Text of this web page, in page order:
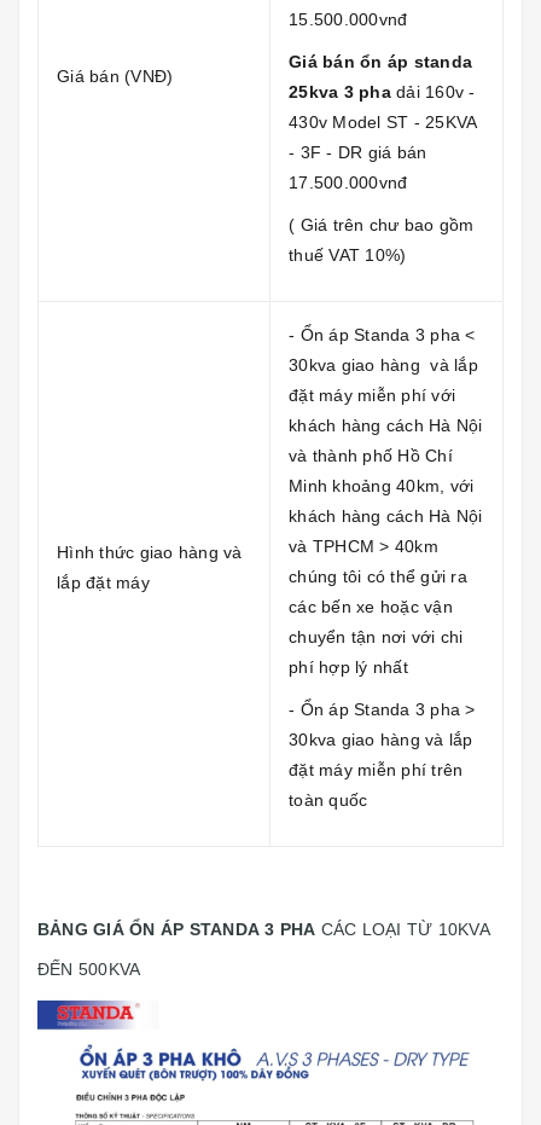
Giá bán (VNĐ)
15.500.000vnđ
Giá bán ổn áp standa
25kva 3 phadải 160v -
430v Model ST - 25KVA
- 3F - DR giá bán
17.500.000vnđ
( Giá trên chư bao gồm
thuế VAT 10%)
Hình thức giao hàng và
lắp đặt máy
- Ổn áp Standa 3 pha <
30kva giao hàng và lắp
đặt máy miễn phí với
khách hàng cách Hà Nội
và thành phố Hồ Chí
Minh khoảng 40km, với
khách hàng cách Hà Nội
và TPHCM > 40km
chúng tôi có thể gửi ra
các bến xe hoặc vận
chuyển tận nơi với chi
phí hợp lý nhất
- Ổn áp Standa 3 pha >
30kva giao hàng và lắp
đặt máy miễn phí trên
toàn quốc
BẢNG GIÁ ỔN ÁP STANDA 3 PHA CÁC LOẠI TỪ 10KVA
ĐẾN 500KVA